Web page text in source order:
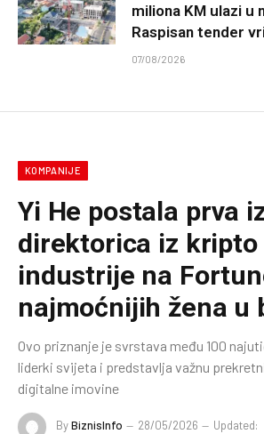
miliona KM ulazi u
Raspisan tender
07/08/2026
KOMPANIJE
Yi He postala prva
direktorica iz kripto
industrije na
najmoćnijih žena u
Ovo priznanje je svrstava među 100
liderki svijeta i predstavlja važnu
digitalne imovine
ByBiznisInfo 28/05/2026 Updated: